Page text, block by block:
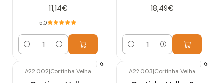
11,14€
5.0
Quantidade
18,49€
Quantidade
A22.002|Cortinha Velha A22.003|Cortinha Velha